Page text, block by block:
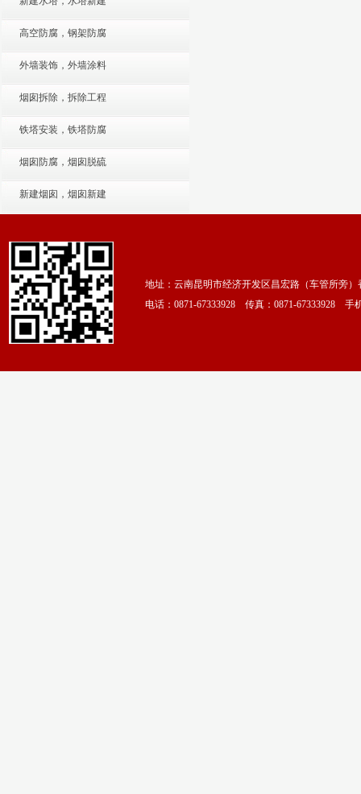
高空防腐，钢架防腐
外墙装饰，外墙涂料
烟囱拆除，拆除工程
铁塔安装，铁塔防腐
烟囱防腐，烟囱脱硫
新建烟囱，烟囱新建
地址：云南昆明市经济开发区昌宏路（车管所旁
电话：0871-67333928 传真：0871-67333928 手